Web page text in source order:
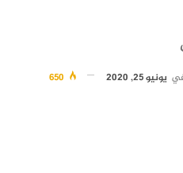
يونيو 25, 2020